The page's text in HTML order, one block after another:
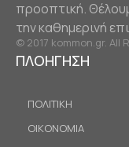
προοπτική.
την καθημερινή
© 2017 kommon.gr. All
ΠΛΟΗΓΗΣΗ
ΠΟΛΙΤΙΚΗ
ΟΙΚΟΝΟΜΙΑ